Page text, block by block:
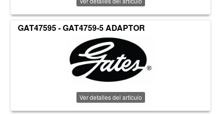
GAT47595 - GAT4759-5 ADAPTOR
Ver detalles del artículo